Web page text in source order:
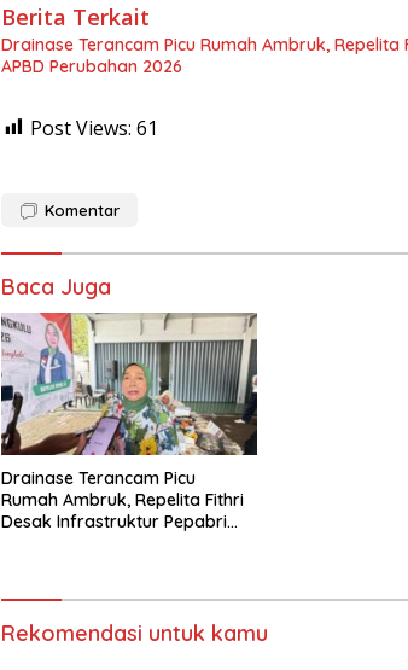
Berita Terkait
Drainase Terancam Picu Rumah Ambruk,
APBD Perubahan 2026
Post Views: 61
Komentar
Baca Juga
Drainase Terancam Picu
Rumah Ambruk, Repelita Fithri
Desak Infrastruktur Pepabri
Rekomendasi untuk kamu